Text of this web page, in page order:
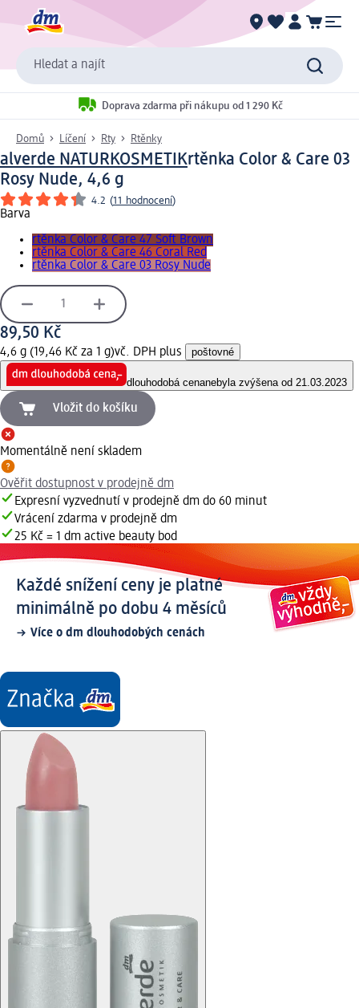
Hledat a najít
Doprava zdarma při nákupu od 1 290 Kč
Domů Líčení Rty Rtěnky
alverde NATURKOSMETIKrtěnka Color & Care 03
Rosy Nude, 4,6 g
4.2 (11 hodnocení)
Barva
rtěnka Color & Care 47 Soft Brown
rtěnka Color & Care 46 Coral Red
rtěnka Color & Care 03 Rosy Nude
89,50 Kč
4,6 g (19,46 Kč za 1 g)vč. DPH plus poštovné
dlouhodobá cenanebyla zvýšena od 21.03.2023
Vložit do košíku
Momentálně není skladem
Ověřit dostupnost v prodejně dm
Expresní vyzvednutí v prodejně dm do 60 minut
Vrácení zdarma v prodejně dm
25 Kč = 1 dm active beauty bod
Každé snížení ceny je platné
minimálně po dobu 4 měsíců
Více o dm dlouhodobých cenách